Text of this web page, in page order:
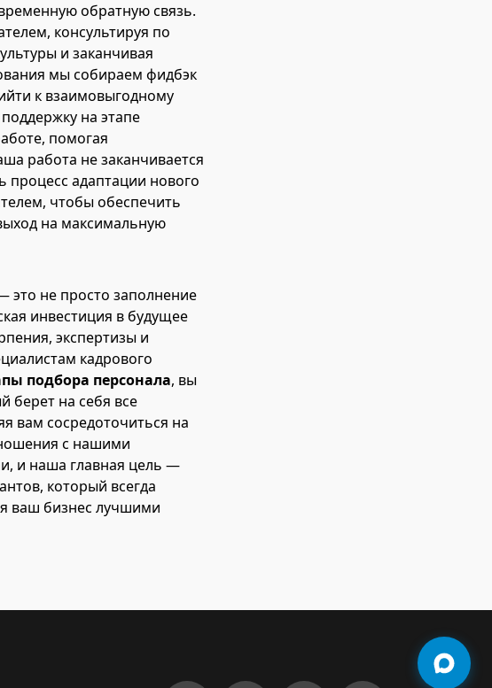
обратную связь.
консультируя по
и заканчивая
мы собираем фидбэк
к взаимовыгодному
на этапе
помогая
работа не заканчивается
адаптации нового
чтобы обеспечить
на максимальную
это не просто заполнение
инвестиция в будущее
экспертизы и
кадрового
подбора персонала, вы
берет на себя все
вам сосредоточиться на
с нашими
и наша главная цель —
который всегда
ваш бизнес лучшими